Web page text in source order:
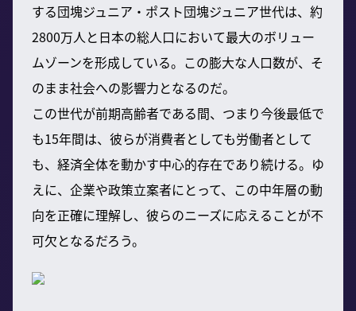
する団塊ジュニア・ポスト団塊ジュニア世代は、約
2800万人と日本の総人口において最大のボリュー
ムゾーンを形成している。この膨大な人口数が、そ
のまま社会への影響力となるのだ。
この世代が前期高齢者である間、つまり今後最低で
も15年間は、彼らが消費者としても労働者として
も、経済全体を動かす中心的存在であり続ける。ゆ
えに、企業や政策立案者にとって、この中年層の動
向を正確に理解し、彼らのニーズに応えることが不
可欠となるだろう。